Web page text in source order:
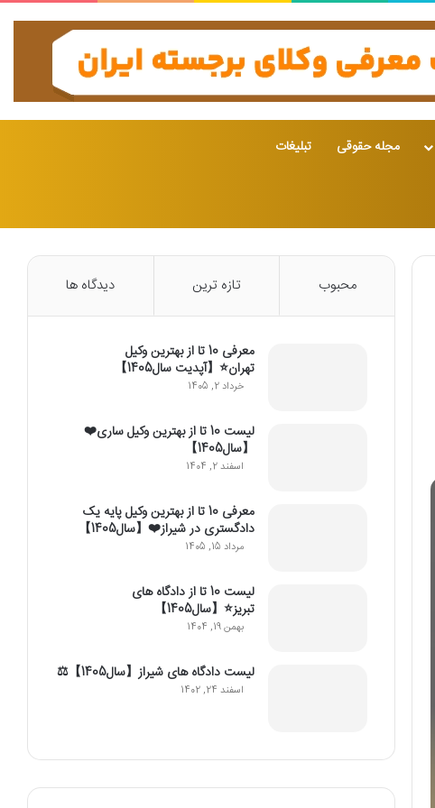
مجله حقوقی تبلیغات
محبوب تازه ترین دیدگاه ها
معرفی 10 تا از بهترین وکیل
تهران⭐【آپدیت سال1405】
خرداد 2, 1405
لیست 10 تا از بهترین وکیل ساری❤️
【سال1405】
اسفند 2, 1404
معرفی 10 تا از بهترین وکیل پایه یک
دادگستری در شیراز❤️【سال1405】
مرداد 15, 1405
لیست 10 تا از دادگاه های
تبریز⭐【سال1405】
بهمن 19, 1404
لیست دادگاه های شیراز【سال1405】⚖️
اسفند 24, 1402